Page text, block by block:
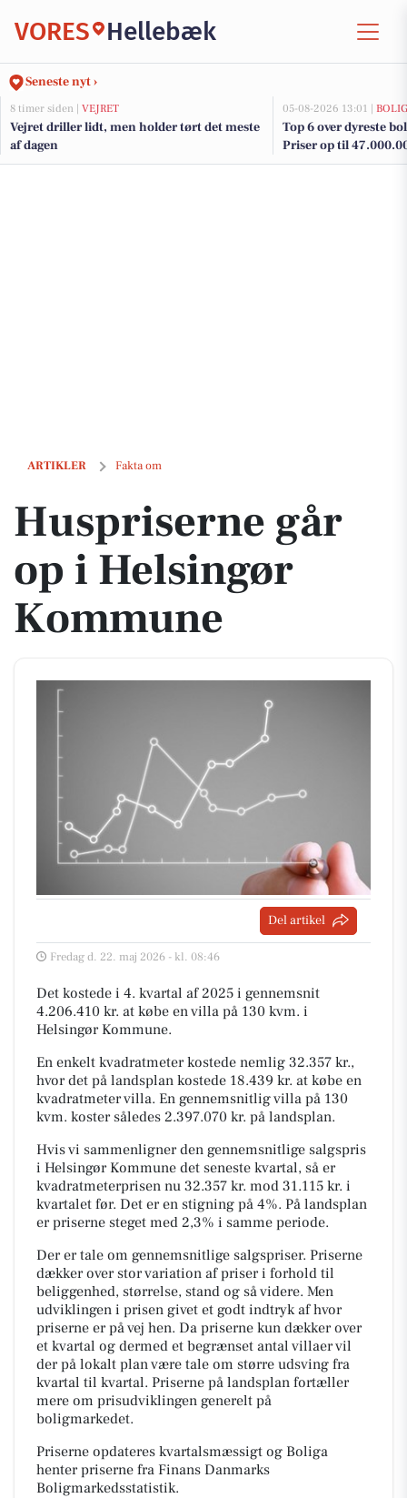
VORES Hellebæk
Seneste nyt ›
8 timer siden | VEJRET
Vejret driller lidt, men holder tørt det meste
af dagen
05-08-2026 13:01 |
Top 6 over dyreste
Priser op til
ARTIKLER Fakta om
Huspriserne går op i Helsingør Kommune
Huspriserne går
op i Helsingør
Kommune
Del artikel
Fredag d. 22. maj 2026 - kl. 08:46
Det kostede i 4. kvartal af 2025 i gennemsnit
4.206.410 kr. at købe en villa på 130 kvm. i
Helsingør Kommune.
En enkelt kvadratmeter kostede nemlig 32.357 kr.,
hvor det på landsplan kostede 18.439 kr. at købe en
kvadratmeter villa. En gennemsnitlig villa på 130
kvm. koster således 2.397.070 kr. på landsplan.
Hvis vi sammenligner den gennemsnitlige salgspris
i Helsingør Kommune det seneste kvartal, så er
kvadratmeterprisen nu 32.357 kr. mod 31.115 kr. i
kvartalet før. Det er en stigning på 4%. På landsplan
er priserne steget med 2,3% i samme periode.
Der er tale om gennemsnitlige salgspriser. Priserne
dækker over stor variation af priser i forhold til
beliggenhed, størrelse, stand og så videre. Men
udviklingen i prisen givet et godt indtryk af hvor
priserne er på vej hen. Da priserne kun dækker over
et kvartal og dermed et begrænset antal villaer vil
der på lokalt plan være tale om større udsving fra
kvartal til kvartal. Priserne på landsplan fortæller
mere om prisudviklingen generelt på
boligmarkedet.
Priserne opdateres kvartalsmæssigt og Boliga
henter priserne fra Finans Danmarks
Boligmarkedsstatistik.